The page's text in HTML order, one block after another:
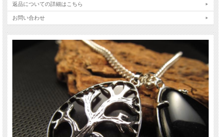
ご注意事項
※天然石ですので細かなカケや凹み、歪な部分やクラックなどがある場合があり
ます。
※天然石商品には色みに個体差があります。
また出来る限り自然な色みになるよう撮影を心がけておりますが、お使いのディ
スプレイ環境によって表示される色みに差が出る場合があります。
ご了承ください。
※サイズは目安です。 細かな誤差が出る場合があります。
【この商品はメール便対応可能商品です。】
当店では海外現地で熟練バイヤーが厳選した天然石・パワーストーン商品を高品
質・低価格にて提供しております!
原石から加工されたばかりの新鮮でパワフルなパワーストーンを直輸入にてお届
けいたします!
返品についての詳細はこちら
お問い合わせ